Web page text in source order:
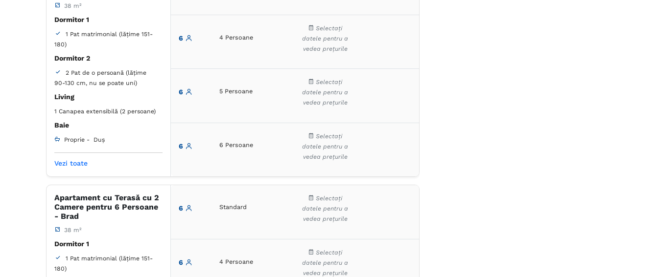
38 m²
Dormitor 1
1 Pat matrimonial (lățime 151-
180)
Dormitor 2
2 Pat de o persoană (lățime
90-130 cm, nu se poate uni)
Living
1 Canapea extensibilă (2 persoane)
Baie
Proprie - Duș
Dulap
Lenjerie de pat
Prosoape
Articole de toaletă gratuite
Hârtie igienică
Oglindă
Vezi toate
6 4 Persoane
Selectați
datele pentru a
vedea prețurile
6 5 Persoane
Selectați
datele pentru a
vedea prețurile
6 6 Persoane
Selectați
datele pentru a
vedea prețurile
Apartament cu Terasă cu 2
Camere pentru 6 Persoane
- Brad
38 m²
Dormitor 1
1 Pat matrimonial (lățime 151-
180)
6 Standard
Selectați
datele pentru a
vedea prețurile
6 4 Persoane
Selectați
datele pentru a
vedea prețurile